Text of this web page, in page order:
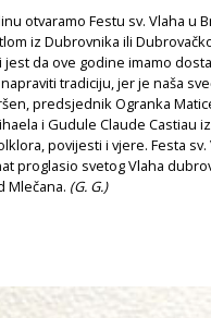
otvaramo Festu sv. Vlaha
iz Dubrovnika ili
da ove godine imamo
tradiciju, jer je naša
predsjednik Ogranka
i Gudule Claude Castiau
povijesti i vjere. Festa
proglasio svetog Vlaha
Mlečana. (G. G.)